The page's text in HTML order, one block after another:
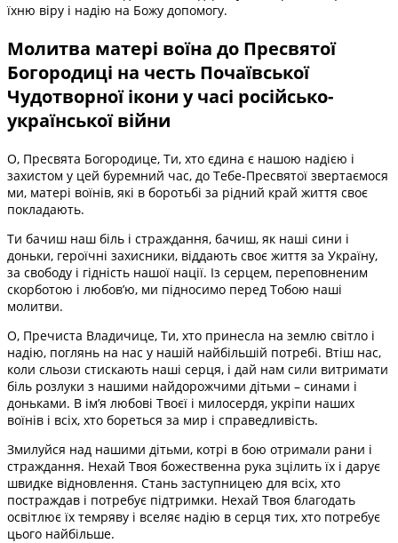
їхню віру і надію на Божу допомогу.
Молитва матері воїна до Пресвятої
Богородиці на честь Почаївської
Чудотворної ікони у часі російсько-
української війни
О, Пресвята Богородице, Ти, хто єдина є нашою надією і
захистом у цей буремний час, до Тебе-Пресвятої звертаємося
ми, матері воїнів, які в боротьбі за рідний край життя своє
покладають.
Ти бачиш наш біль і страждання, бачиш, як наші сини і
доньки, героїчні захисники, віддають своє життя за Україну,
за свободу і гідність нашої нації. Із серцем, переповненим
скорботою і любов’ю, ми підносимо перед Тобою наші
молитви.
О, Пречиста Владичице, Ти, хто принесла на землю світло і
надію, поглянь на нас у нашій найбільшій потребі. Втіш нас,
коли сльози стискають наші серця, і дай нам сили витримати
біль розлуки з нашими найдорожчими дітьми – синами і
доньками. В ім’я любові Твоєї і милосердя, укріпи наших
воїнів і всіх, хто бореться за мир і справедливість.
Змилуйся над нашими дітьми, котрі в бою отримали рани і
страждання. Нехай Твоя божественна рука зцілить їх і дарує
швидке відновлення. Стань заступницею для всіх, хто
постраждав і потребує підтримки. Нехай Твоя благодать
освітлює їх темряву і вселяє надію в серця тих, хто потребує
цього найбільше.